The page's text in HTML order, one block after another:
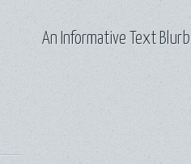
An Informative Text Blurb